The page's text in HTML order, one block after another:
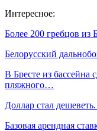
Интересное:
Более 200 гребцов из
Белорусский
В Бресте из бассейна
пляжного…
Доллар стал
Базовая арендная